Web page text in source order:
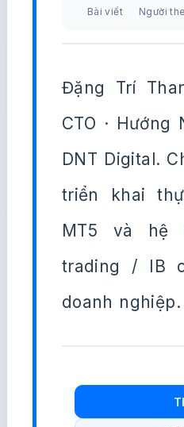
Bài viết Người
Đặng Trí
CTO ·
DNT Digital.
triển khai
MT5 và hệ
trading / IB
doanh nghiệp.